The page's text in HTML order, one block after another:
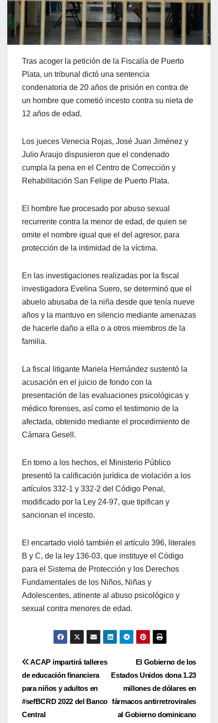
Tras acoger la petición de la Fiscalía de Puerto
Plata, un tribunal dictó una sentencia
condenatoria de 20 años de prisión en contra de
un hombre que cometió incesto contra su nieta de
12 años de edad.
Los jueces Venecia Rojas, José Juan Jiménez y
Julio Araujo dispusieron que el condenado
cumpla la pena en el Centro de Corrección y
Rehabilitación San Felipe de Puerto Plata.
El hombre fue procesado por abuso sexual
recurrente contra la menor de edad, de quien se
omite el nombre igual que el del agresor, para
protección de la intimidad de la víctima.
En las investigaciones realizadas por la fiscal
investigadora Evelina Suero, se determinó que el
abuelo abusaba de la niña desde que tenía nueve
años y la mantuvo en silencio mediante amenazas
de hacerle daño a ella o a otros miembros de la
familia.
La fiscal litigante Mariela Hernández sustentó la
acusación en el juicio de fondo con la
presentación de las evaluaciones psicológicas y
médico forenses, así como el testimonio de la
afectada, obtenido mediante el procedimiento de
Cámara Gesell.
En torno a los hechos, el Ministerio Público
presentó la calificación jurídica de violación a los
artículos 332-1 y 332-2 del Código Penal,
modificado por la Ley 24-97, que tipifican y
sancionan el incesto.
El encartado violó también el artículo 396, literales
B y C, de la ley 136-03, que instituye el Código
para el Sistema de Protección y los Derechos
Fundamentales de los Niños, Niñas y
Adolescentes, atinente al abuso psicológico y
sexual contra menores de edad.
Navegación
de
entradas
El Gobierno de los
Estados Unidos dona 1.23
millones de dólares en
fármacos antirretrovirales
al Gobierno dominicano
ACAP impartirá talleres
de educación financiera
para niños y adultos en
#sefBCRD 2022 del Banco
Central